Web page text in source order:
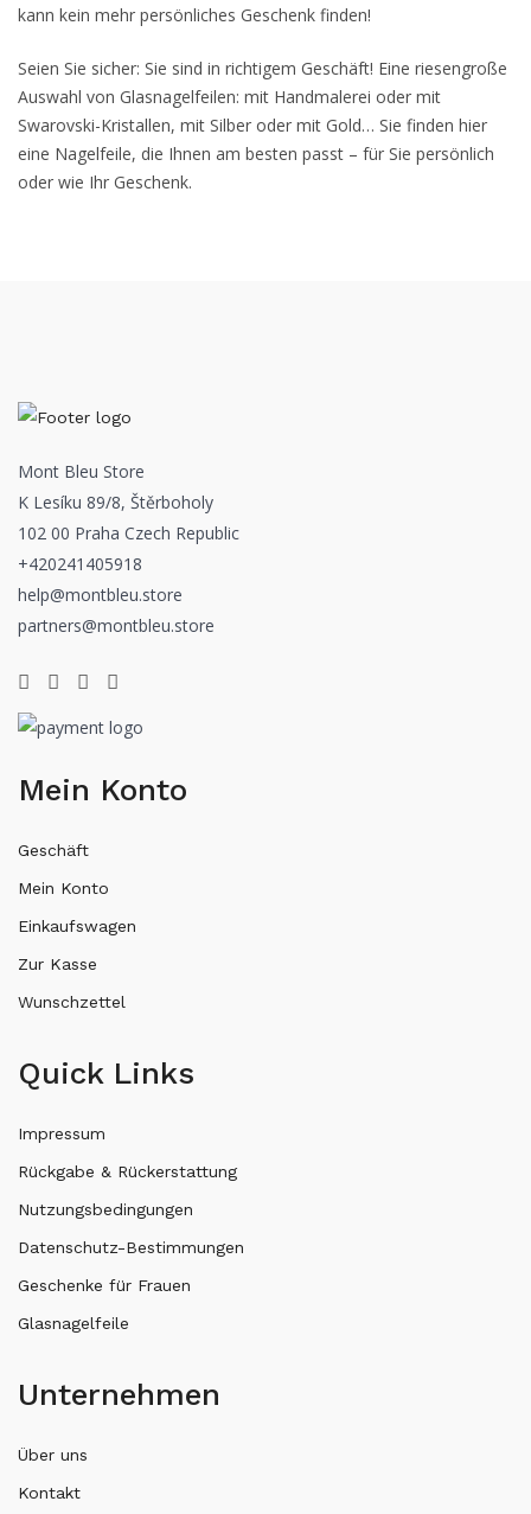
kann kein mehr persönliches Geschenk finden!
Seien Sie sicher: Sie sind in richtigem Geschäft! Eine riesengroße
Auswahl von Glasnagelfeilen: mit Handmalerei oder mit
Swarovski-Kristallen, mit Silber oder mit Gold… Sie finden hier
eine Nagelfeile, die Ihnen am besten passt – für Sie persönlich
oder wie Ihr Geschenk.
Mont Bleu Store
K Lesíku 89/8, Štěrboholy
102 00 Praha Czech Republic
+420241405918
help@montbleu.store
partners@montbleu.store
Mein Konto
Geschäft
Mein Konto
Einkaufswagen
Zur Kasse
Wunschzettel
Quick Links
Impressum
Rückgabe & Rückerstattung
Nutzungsbedingungen
Datenschutz-Bestimmungen
Geschenke für Frauen
Glasnagelfeile
Unternehmen
Über uns
Kontakt